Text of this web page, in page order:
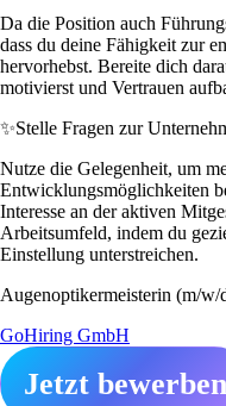
Da die Position auch
dass du deine Fähigkeit zur
hervorhebst. Bereite dich
motivierst und Vertrauen
✨Stelle Fragen zur
Nutze die Gelegenheit, um
Entwicklungsmöglichkeiten
Interesse an der aktiven
Arbeitsumfeld, indem du
Einstellung unterstreichen.
Augenoptikermeisterin (m/w/
GoHiring GmbH
Jetzt bewerben